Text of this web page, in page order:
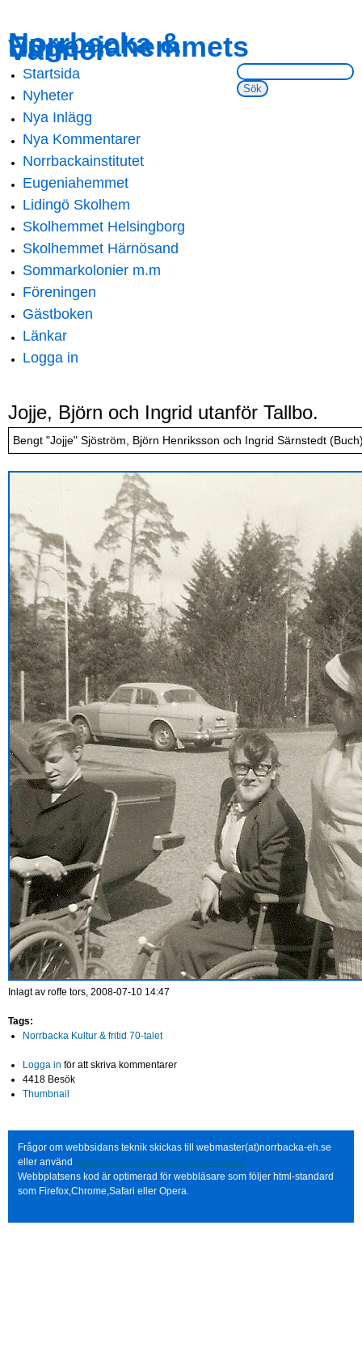
main
content
navigation
Norrbacka &
Eugeniahemmets
Vänner
Sök på webbsidan:
Main menu
Startsida
Nyheter
Nya Inlägg
Nya Kommentarer
Norrbackainstitutet
Eugeniahemmet
Lidingö Skolhem
Skolhemmet Helsingborg
Skolhemmet Härnösand
Sommarkolonier m.m
Föreningen
Gästboken
Länkar
Logga in
Jojje, Björn och Ingrid utanför Tallbo.
Bengt "Jojje" Sjöström, Björn Henriksson och Ingrid Särnstedt
Inlagt av roffe tors, 2008-07-10 14:47
Tags:
Norrbacka Kultur & fritid 70-talet
Logga in för att skriva kommentarer
4418 Besök
Thumbnail
Frågor om webbsidans teknik skickas till webmaster(at)norrbacka-eh.se
eller använd http://www.norrbacka-eh.se/?q=contact
Webbplatsens kod är optimerad för webbläsare som följer html-standard
som Firefox,Chrome,Safari eller Opera.